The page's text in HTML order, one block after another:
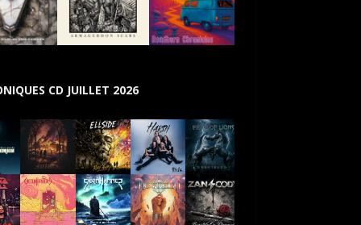
CD JUILLET 2026